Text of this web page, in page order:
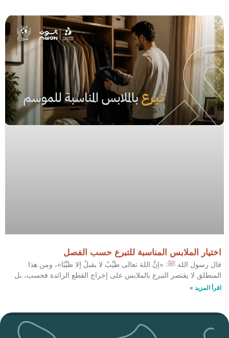
اختيار الملابس المناسبة للتبرع حسب الفصل
قال رسول الله ﷺ: «إنَّ اللهَ تعالى طيِّبٌ لا يقبلُ إلا طيِّبًا»، ومن هذا
المنطلق لا يقتصر التبرع بالملابس على إخراج القطع الزائدة فحسب، بل
اقرأ المزيد »